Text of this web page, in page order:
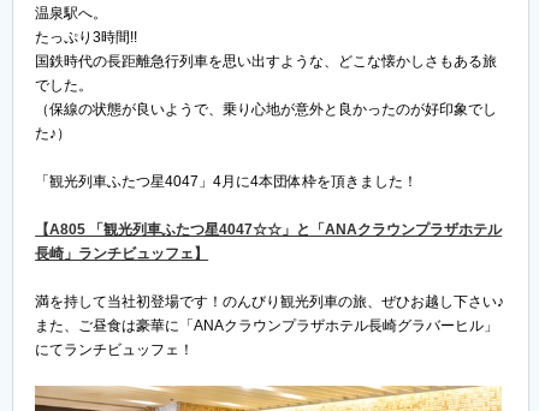
温泉駅へ。
たっぷり3時間!!
国鉄時代の長距離急行列車を思い出すような、どこな懐かしさもある旅
でした。
（保線の状態が良いようで、乗り心地が意外と良かったのが好印象でし
た♪）
「観光列車ふたつ星4047」4月に4本団体枠を頂きました！
【A805 「観光列車ふたつ星4047☆☆」と「ANAクラウンプラザホテル
長崎」ランチビュッフェ】
満を持して当社初登場です！のんびり観光列車の旅、ぜひお越し下さい♪
また、ご昼食は豪華に「ANAクラウンプラザホテル長崎グラバーヒル」
にてランチビュッフェ！